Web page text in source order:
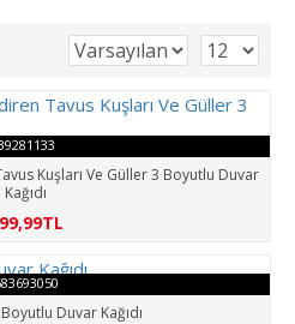
Kuşları Ve Güller 3 Boyutlu Duvar
Kağıdı
Duvar Kağıdı